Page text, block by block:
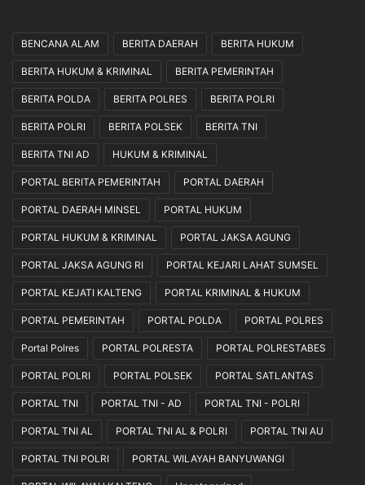
BENCANA ALAM BERITA DAERAH BERITA HUKUM
BERITA HUKUM & KRIMINAL BERITA PEMERINTAH
BERITA POLDA BERITA POLRES BERITA POLRI
BERITA POLRI BERITA POLSEK BERITA TNI
BERITA TNI AD HUKUM & KRIMINAL
PORTAL BERITA PEMERINTAH PORTAL DAERAH
PORTAL DAERAH MINSEL PORTAL HUKUM
PORTAL HUKUM & KRIMINAL PORTAL JAKSA AGUNG
PORTAL JAKSA AGUNG RI PORTAL KEJARI LAHAT SUMSEL
PORTAL KEJATI KALTENG PORTAL KRIMINAL & HUKUM
PORTAL PEMERINTAH PORTAL POLDA PORTAL POLRES
Portal Polres PORTAL POLRESTA PORTAL POLRESTABES
PORTAL POLRI PORTAL POLSEK PORTAL SATLANTAS
PORTAL TNI PORTAL TNI - AD PORTAL TNI - POLRI
PORTAL TNI AL PORTAL TNI AL & POLRI PORTAL TNI AU
PORTAL TNI POLRI PORTAL WILAYAH BANYUWANGI